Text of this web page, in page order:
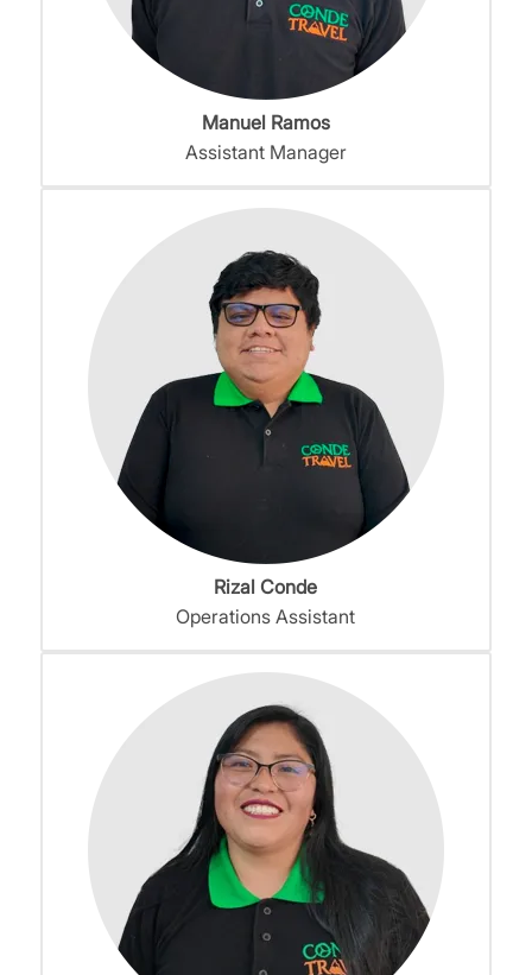
Manuel Ramos
Assistant Manager
Rizal Conde
Operations Assistant